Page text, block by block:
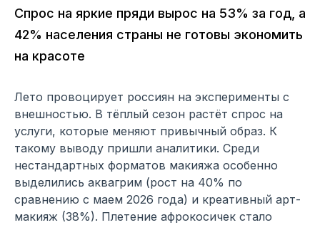
Спрос на яркие пряди вырос на 53% за год, а
42% населения страны не готовы экономить
на красоте
Лето провоцирует россиян на эксперименты с
внешностью. В тёплый сезон растёт спрос на
услуги, которые меняют привычный образ. К
такому выводу пришли аналитики. Среди
нестандартных форматов макияжа особенно
выделились аквагрим (рост на 40% по
сравнению с маем 2026 года) и креативный арт-
макияж (38%). Плетение афрокосичек стало